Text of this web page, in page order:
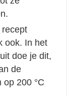
ook. In het
doe je dit,
de
200 °C